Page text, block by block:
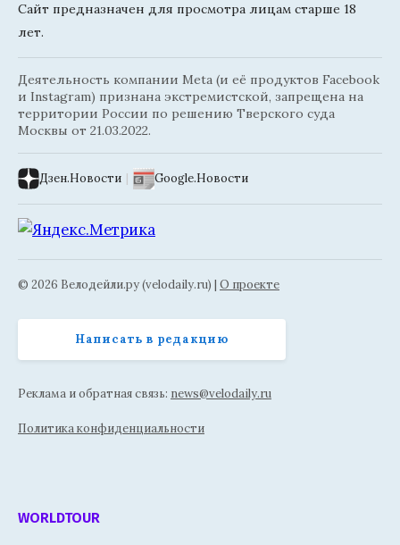
Сайт предназначен для просмотра лицам старше 18
лет.
Деятельность компании Meta (и её продуктов Facebook
и Instagram) признана экстремистской, запрещена на
территории России по решению Тверского суда
Москвы от 21.03.2022.
Дзен.Новости | Google.Новости
© 2026 Велодейли.ру (velodaily.ru) | О проекте
Написать в редакцию
Реклама и обратная связь: news@velodaily.ru
Политика конфиденциальности
WORLDTOUR